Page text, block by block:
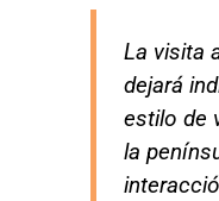
La visita
dejará
estilo de
la